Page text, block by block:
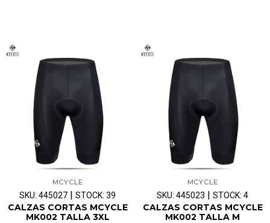
MCYCLE
SKU: 445027 | STOCK: 39
CALZAS CORTAS MCYCLE
MK002 TALLA 3XL
MCYCLE
SKU: 445023 | STOCK: 4
CALZAS CORTAS MCYCLE
MK002 TALLA M